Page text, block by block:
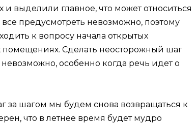
выделили главное, что может относиться
предусмотреть невозможно, поэтому
к вопросу начала открытых
Сделать неосторожный шаг
особенно когда речь идет о
за шагом мы будем снова возвращаться к
что в летнее время будет мудро